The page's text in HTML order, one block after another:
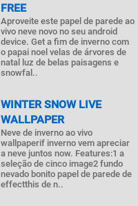
FREE
Aproveite este papel de parede ao
vivo neve novo no seu android
device. Get a fim de inverno com
o papai noel velas de árvores de
natal luz de belas paisagens e
snowfal..
WINTER SNOW LIVE
WALLPAPER
Neve de inverno ao vivo
wallpaperif inverno vem apreciar
a neve juntos now. Features:1 a
seleção de cinco image2 fundo
nevado bonito papel de parede de
effectthis de n..